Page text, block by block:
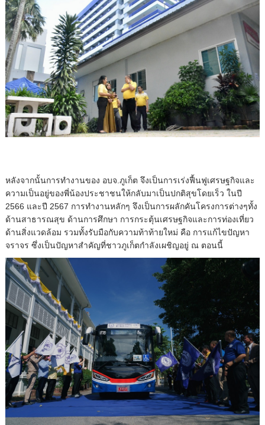
หลังจากนั้นการทำงานของ อบจ.ภูเก็ต จึงเป็นการเร่งฟื้นฟูเศรษฐกิจและ
ความเป็นอยู่ของพี่น้องประชาชนให้กลับมาเป็นปกติสุขโดยเร็ว ในปี
2566 และปี 2567 การทำงานหลักๆ จึงเป็นการผลักคันโครงการต่างๆทั้ง
ด้านสาธารณสุข ด้านการศึกษา การกระตุ้นเศรษฐกิจและการท่องเที่ยว
ด้านสิ่งแวดล้อม รวมทั้งรับมือกับความท้าท้ายใหม่ คือ การแก้ไขปัญหา
จราจร ซึ่งเป็นปัญหาสำคัญที่ชาวภูเก็ตกำลังเผชิญอยู่ ณ ตอนนี้